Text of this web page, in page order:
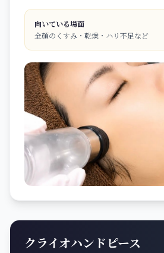
向いている場面
全顔のくすみ・乾燥・ハリ不足など
クライオハンドピース